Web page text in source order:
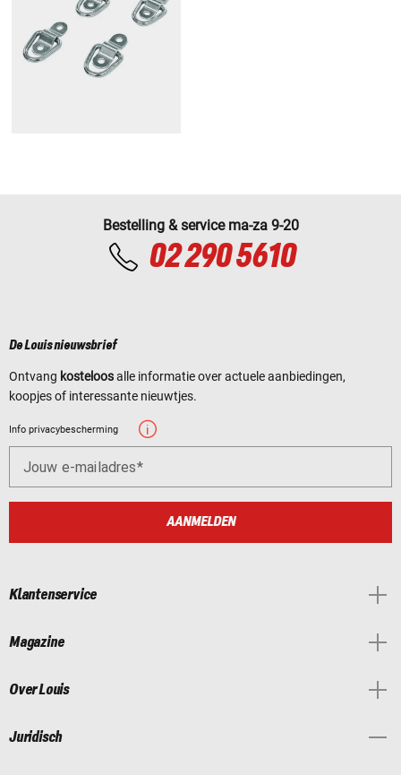
Bestelling & service ma-za 9-20
02 290 5610
De Louis nieuwsbrief
Ontvang kosteloosalle informatie over actuele aanbiedingen,
koopjes of interessante nieuwtjes.
Info privacybescherming
Jouw e-mailadres
AANMELDEN
Klantenservice
Magazine
Over Louis
Juridisch